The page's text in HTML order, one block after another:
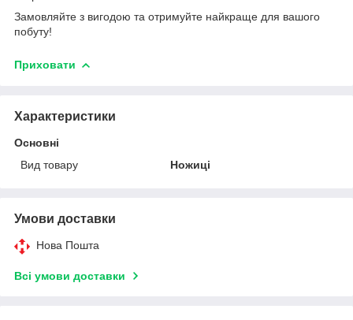
Замовляйте з вигодою та отримуйте найкраще для вашого
побуту!
Приховати
Характеристики
Основні
Вид товару
Ножиці
Умови доставки
Нова Пошта
Всі умови доставки